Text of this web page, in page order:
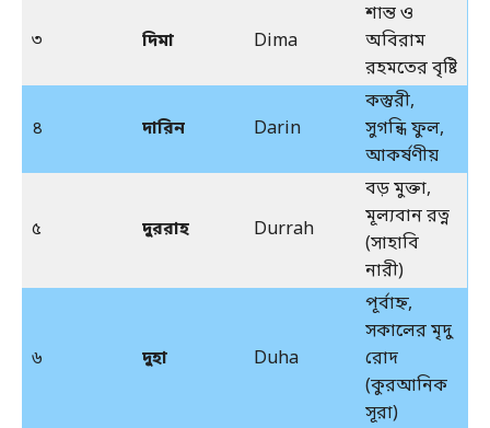
৩ দিমা Dima
শান্ত ও
অবিরাম
রহমতের বৃষ্টি
৪ দারিন Darin
কস্তুরী,
সুগন্ধি ফুল,
আকর্ষণীয়
৫ দুররাহ Durrah
বড় মুক্তা,
মূল্যবান রত্ন
(সাহাবি
নারী)
৬ দুহা Duha
পূর্বাহ্ন,
সকালের মৃদু
রোদ
(কুরআনিক
সূরা)